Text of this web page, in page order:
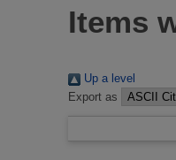
Items
Up a level
Export as